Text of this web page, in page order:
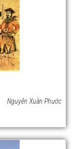
Nguyễn Xuân Phước